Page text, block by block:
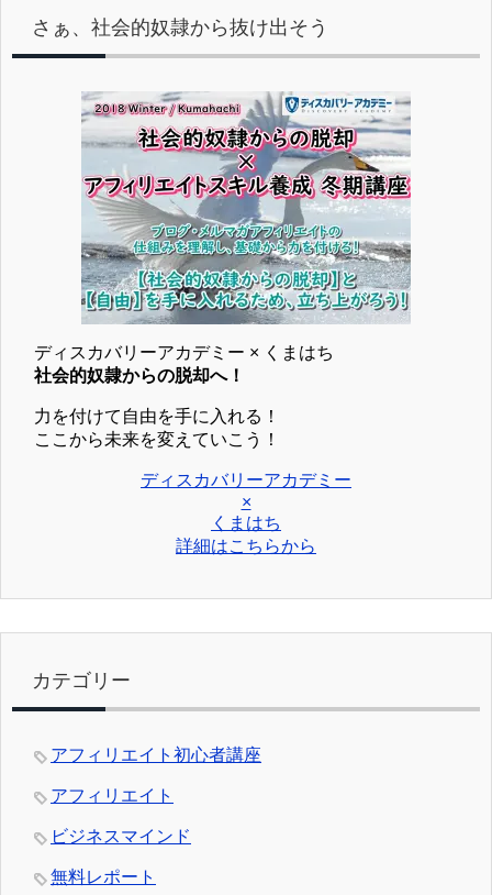
さぁ、社会的奴隷から抜け出そう
ディスカバリーアカデミー × くまはち
社会的奴隷からの脱却へ！
力を付けて自由を手に入れる！
ここから未来を変えていこう！
ディスカバリーアカデミー
×
くまはち
詳細はこちらから
カテゴリー
アフィリエイト初心者講座
アフィリエイト
ビジネスマインド
無料レポート